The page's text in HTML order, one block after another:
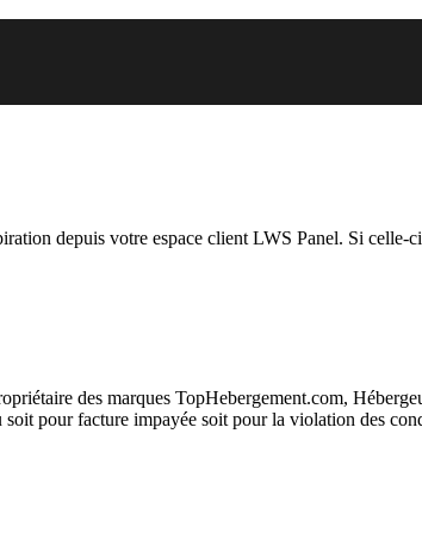
depuis votre espace client LWS Panel. Si
des marques TopHebergement.com,
soit pour facture impayée soit pour la violation des